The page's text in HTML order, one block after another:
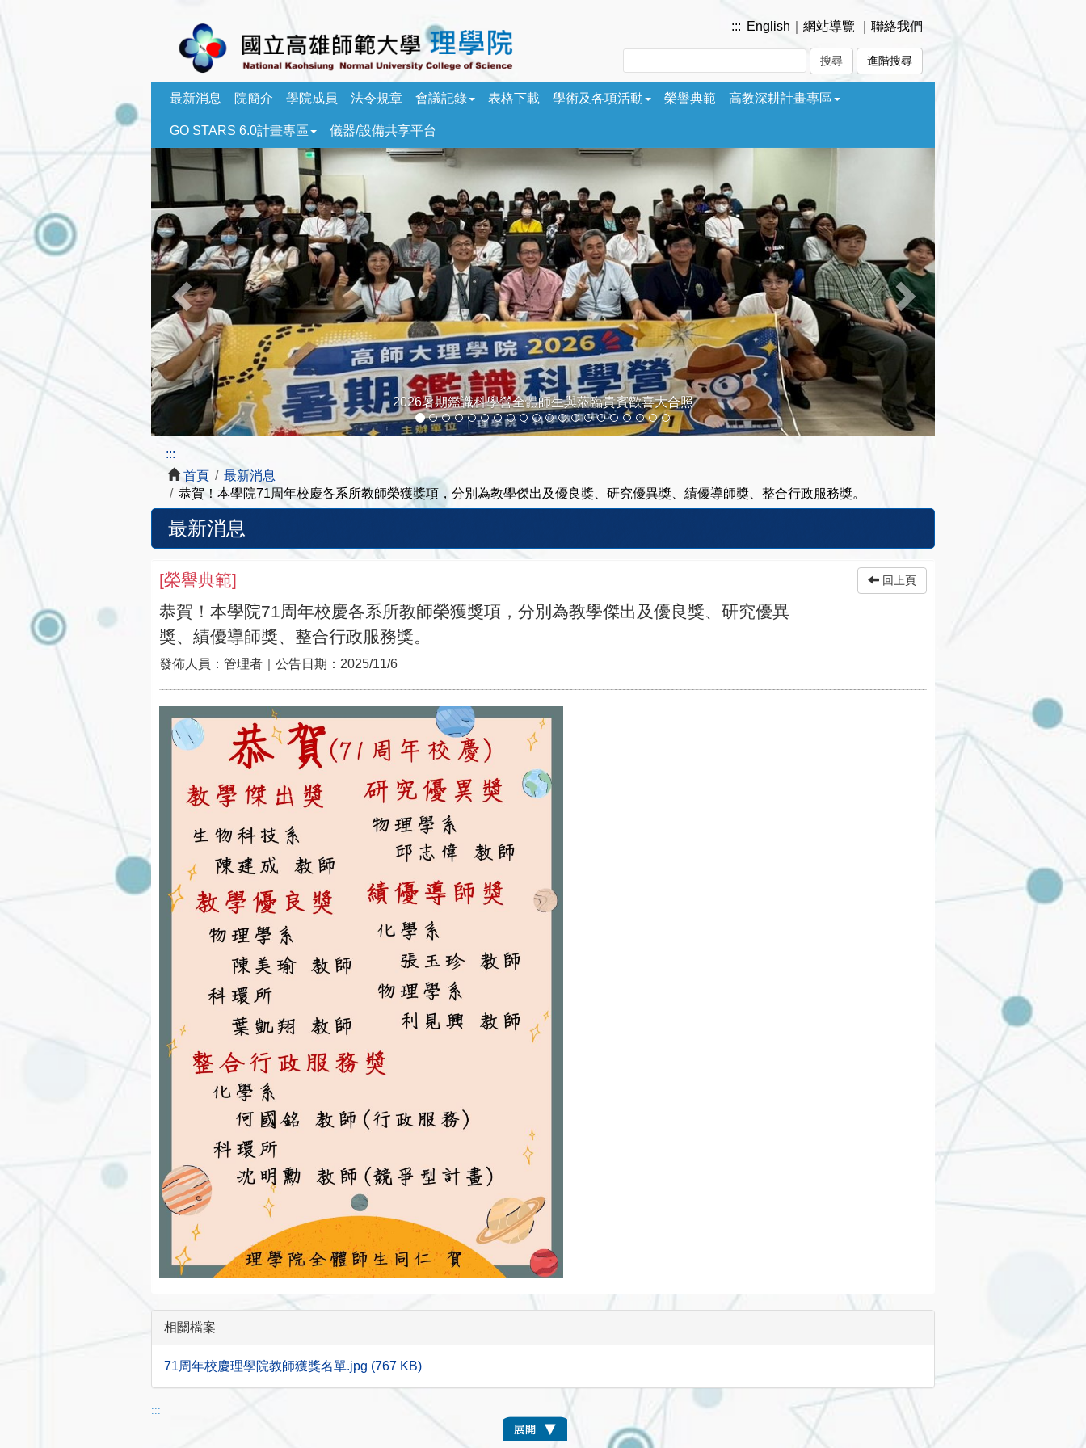
::: English 網站導覽 聯絡我們
進階搜尋
最新消息 院簡介 學院成員 法令規章 會議記錄 表格下載 學術及各項活動 榮譽典範 高教深耕計畫專區
GO STARS 6.0計畫專區 儀器/設備共享平台
2026暑期鑑識科學營全體師生與蒞臨貴賓歡喜大合照
Previous
:::
首頁
最新消息
恭賀！本學院71周年校慶各系所教師榮獲獎項，分別為教學傑出及優良獎、研究優異獎、績優導師獎、整合行政服務獎。
最新消息
[榮譽典範]
恭賀！本學院71周年校慶各系所教師榮獲獎項，分別為教學傑出及優良獎、研究優異
獎、績優導師獎、整合行政服務獎。
發佈人員： 管理者 ｜公告日期： 2025/11/6
回上頁
相關檔案
71周年校慶理學院教師獲獎名單.jpg (767 KB)
:::